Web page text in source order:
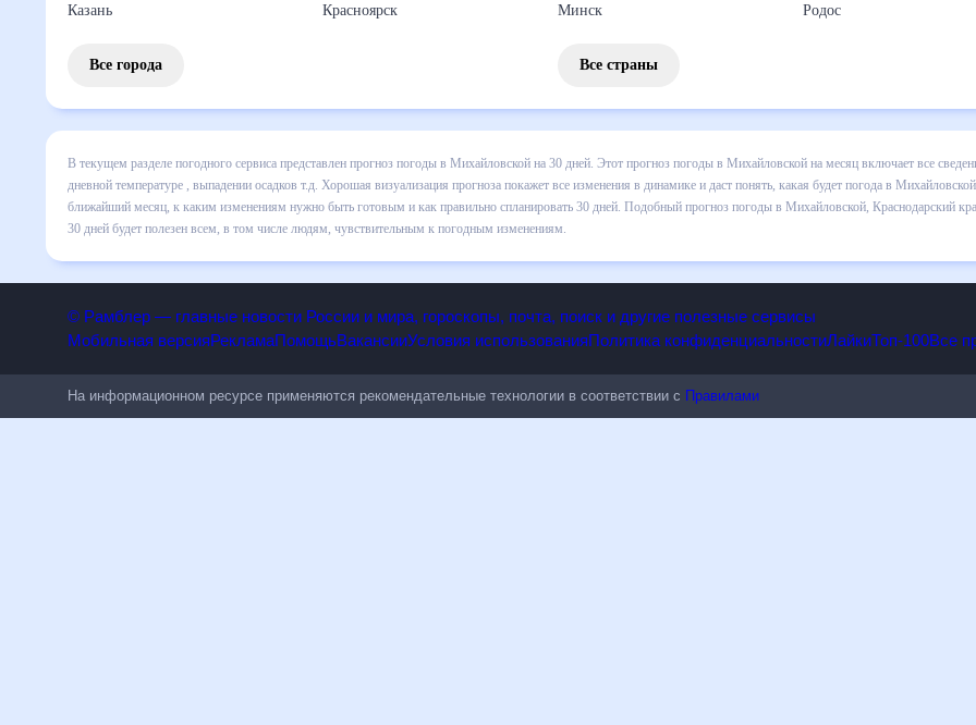
Казань
Красноярск
Все города
Минск
Родос
Все страны
В текущем разделе погодного сервиса представлен прогноз погоды в Михайловской на 30 дней. Этот прогноз погоды в
месяц включает все сведения по дневной температуре , выпадении осадков т.д. Хорошая визуализация прогноза покажет все
динамике и даст понять, какая будет погода в Михайловской в ближайший месяц, к каким изменениям нужно быть готовым и как
правильно спланировать 30 дней. Подобный прогноз погоды в Михайловской, Краснодарский край, Россия, на 30 дней будет
© Рамблер — главные новости России и мира, гороскопы, почта, поиск и другие полезные сервисы
На информационном ресурсе применяются рекомендательные технологии в соответствии сПравилами